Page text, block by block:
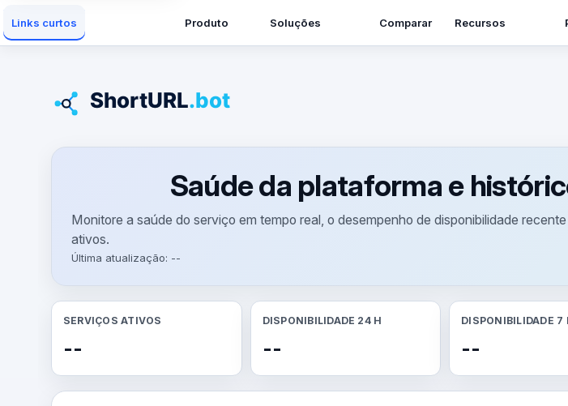
Links curtos Produto Soluções Comparar Recursos
Saúde da plataforma e
Monitore a saúde do serviço em tempo real, o desempenho de disponibilidade
ativos.
Última atualização: --
SERVIÇOS ATIVOS
--
DISPONIBILIDADE 24 H
--
DISPONIBILIDADE 7
--